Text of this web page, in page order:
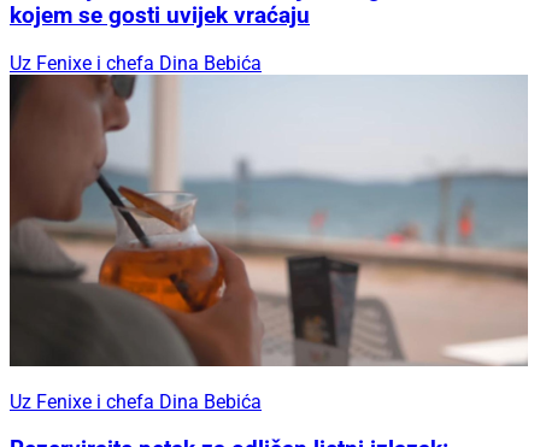
kojem se gosti uvijek vraćaju
Uz Fenixe i chefa Dina Bebića
Uz Fenixe i chefa Dina Bebića